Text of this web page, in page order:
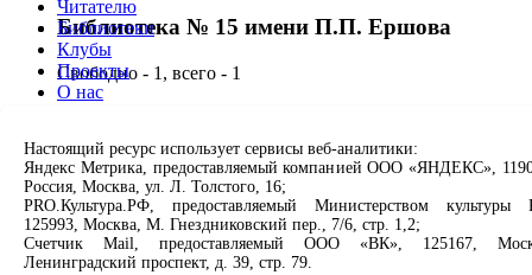
Библиотека № 15 имени П.П. Ершова
Свободно - 1, всего - 1
Библиотека № 2 имени А.А. Гришина
Свободно - 1, всего - 1
Информация о библиотеке
Читателю
Библиотеки
Клубы
Проекты
О нас
Сервисы
Продлить книгу
Спроси библиотекаря
Спроси краеведа
Оцените качество услуг
Настоящий ресурс использует сервисы веб-аналитики:
Яндекс Метрика, предоставляемый компанией ООО «ЯНДЕКС»,
Россия, Москва, ул. Л. Толстого, 16;
PRO.Культура.РФ, предоставляемый Министерством культуры
125993, Москва, М. Гнездниковский пер., 7/6, стр. 1,2;
Счетчик Mail, предоставляемый ООО «ВК», 125167,
Ленинградский проспект, д. 39, стр. 79.